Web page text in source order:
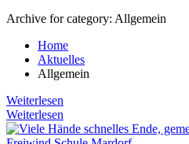
Archive for category: Allgemein
Home
Aktuelles
Allgemein
Weiterlesen
Weiterlesen